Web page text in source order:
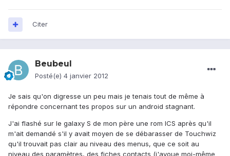
Citer
Beubeul
Posté(e) 4 janvier 2012
Je sais qu'on digresse un peu mais je tenais tout de même à
répondre concernant tes propos sur un android stagnant.
J'ai flashé sur le galaxy S de mon père une rom ICS après qu'il
m'ait demandé s'il y avait moyen de se débarasser de Touchwiz
qu'il trouvait pas clair au niveau des menus, que ce soit au
niveau des paramètres, des fiches contacts (j'avoue moi-même